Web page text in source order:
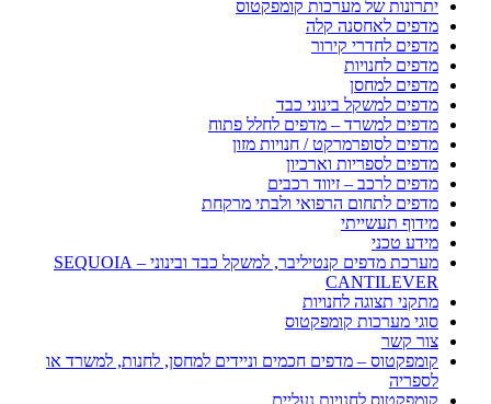
יתרונות של מערכות קומפקטוס
מדפים לאחסנה קלה
מדפים לחדרי קירור
מדפים לחנויות
מדפים למחסן
מדפים למשקל בינוני כבד
מדפים למשרד – מדפים לחלל פתוח
מדפים לסופרמרקט / חנויות מזון
מדפים לספריות וארכיון
מדפים לרכב – זיווד רכבים
מדפים לתחום הרפואי ולבתי מרקחת
מידוף תעשייתי
מידע טכני
מערכת מדפים קנטיליבר, למשקל כבד ובינוני – SEQUOIA
CANTILEVER
מתקני תצוגה לחנויות
סוגי מערכות קומפקטוס
צור קשר
קומפקטוס – מדפים חכמים וניידים למחסן, לחנות, למשרד או
לספריה